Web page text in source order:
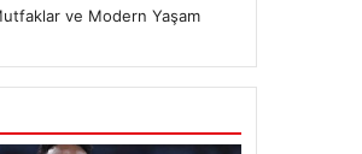
ve Modern Yaşam